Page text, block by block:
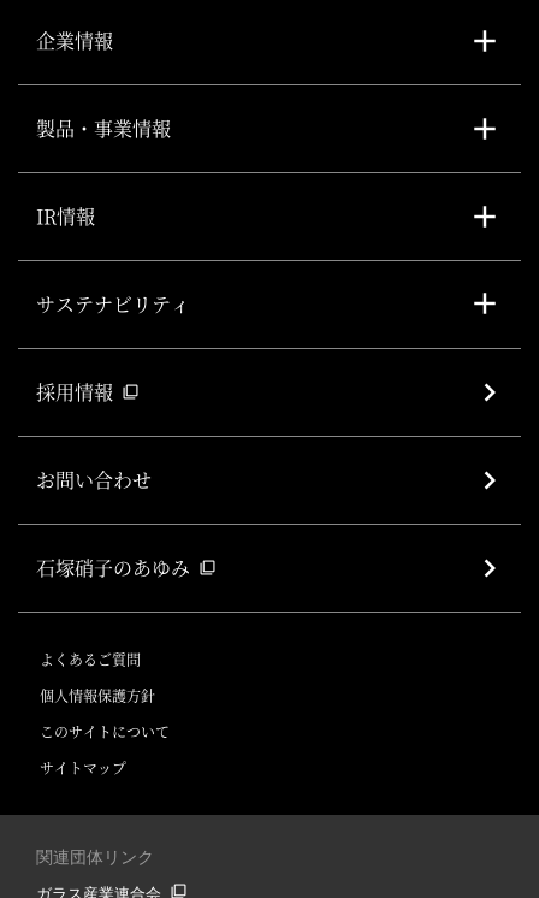
企業情報
製品・事業情報
IR情報
サステナビリティ
採用情報 filter_none
お問い合わせ
石塚硝子のあゆみ filter_none
よくあるご質問
個人情報保護方針
このサイトについて
サイトマップ
関連団体リンク
ガラス産業連合会 filter_none